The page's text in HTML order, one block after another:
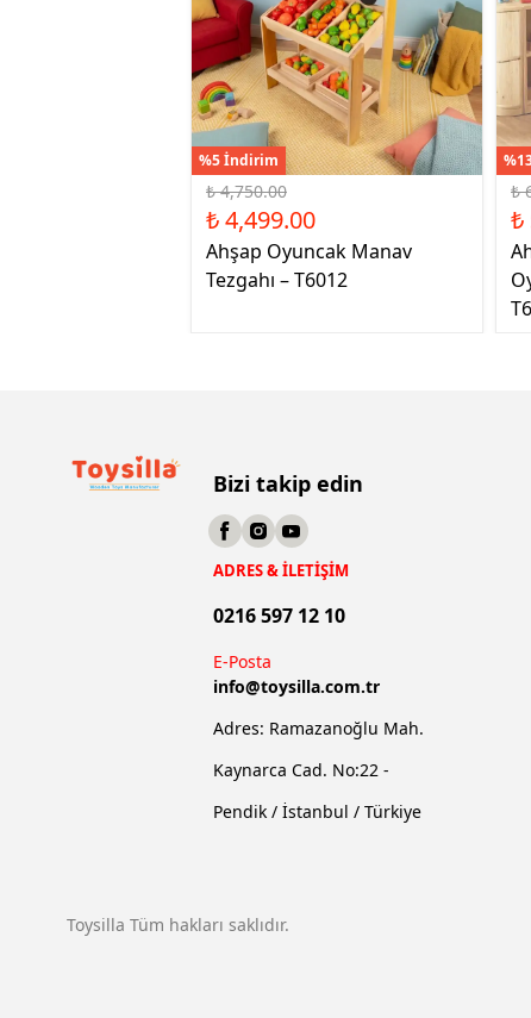
%5 İndirim
₺ 4,750.00
₺ 4,499.00
Ahşap Oyuncak Manav
Tezgahı – T6012
₺
₺
Bizi takip edin
ADRES & İLETİŞİM
0216 597 12 10
E-Posta
info@toysilla.com.tr
Adres: Ramazanoğlu Mah.
Kaynarca Cad. No:22 -
Pendik / İstanbul / Türkiye
Toysilla Tüm hakları saklıdır.